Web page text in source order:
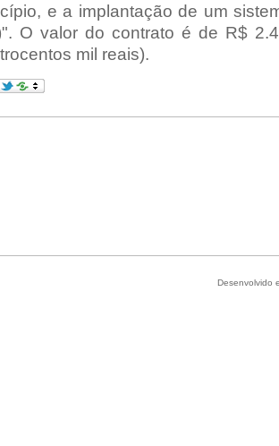
e a implantação de um
O valor do contrato é de R$
mil reais).
Desenvolvido